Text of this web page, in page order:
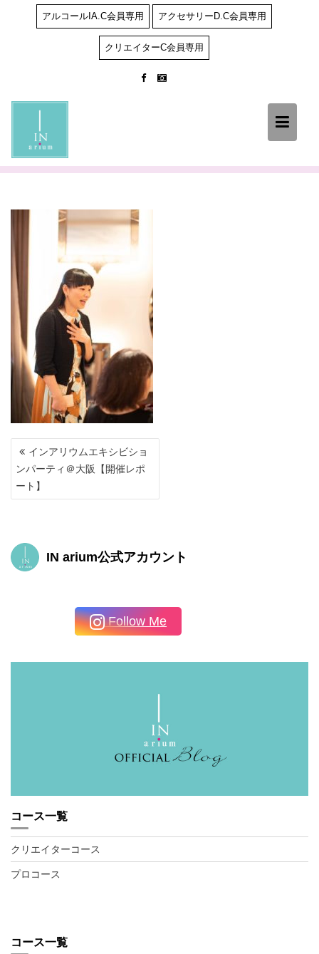
アルコールIA.C会員専用 アクセサリーD.C会員専用
クリエイターC会員専用
投
稿
ナ
ビ
シ
ョ
ン
インアリウムエキシビショ
ンパーティ＠大阪【開催レポ
ート】
IN arium公式アカウント
Follow Me
コース一覧
クリエイターコース
プロコース
コース一覧